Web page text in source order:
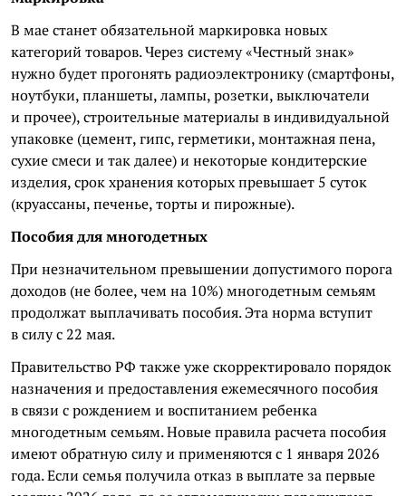
В мае станет обязательной маркировка новых
категорий товаров. Через систему «Честный знак»
нужно будет прогонять радиоэлектронику (смартфоны,
ноутбуки, планшеты, лампы, розетки, выключатели
и прочее), строительные материалы в индивидуальной
упаковке (цемент, гипс, герметики, монтажная пена,
сухие смеси и так далее) и некоторые кондитерские
изделия, срок хранения которых превышает 5 суток
(круассаны, печенье, торты и пирожные).
Пособия для многодетных
При незначительном превышении допустимого порога
доходов (не более, чем на 10%) многодетным семьям
продолжат выплачивать пособия. Эта норма вступит
в силу с 22 мая.
Правительство РФ также уже скорректировало порядок
назначения и предоставления ежемесячного пособия
в связи с рождением и воспитанием ребенка
многодетным семьям. Новые правила расчета пособия
имеют обратную силу и применяются с 1 января 2026
года. Если семья получила отказ в выплате за первые